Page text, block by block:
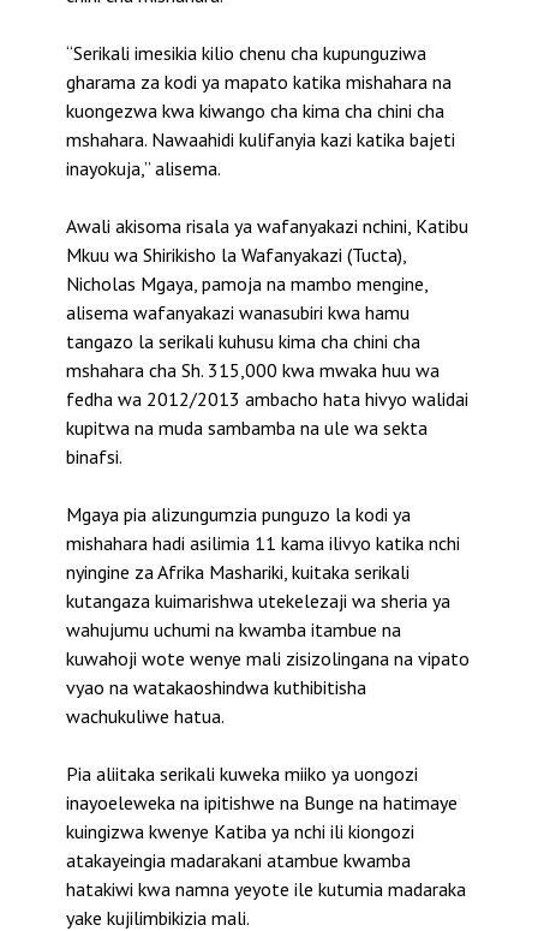
“Serikali imesikia kilio chenu cha kupunguziwa
gharama za kodi ya mapato katika mishahara na
kuongezwa kwa kiwango cha kima cha chini cha
mshahara. Nawaahidi kulifanyia kazi katika bajeti
inayokuja,” alisema.
Awali akisoma risala ya wafanyakazi nchini, Katibu
Mkuu wa Shirikisho la Wafanyakazi (Tucta),
Nicholas Mgaya, pamoja na mambo mengine,
alisema wafanyakazi wanasubiri kwa hamu
tangazo la serikali kuhusu kima cha chini cha
mshahara cha Sh. 315,000 kwa mwaka huu wa
fedha wa 2012/2013 ambacho hata hivyo walidai
kupitwa na muda sambamba na ule wa sekta
binafsi.
Mgaya pia alizungumzia punguzo la kodi ya
mishahara hadi asilimia 11 kama ilivyo katika nchi
nyingine za Afrika Mashariki, kuitaka serikali
kutangaza kuimarishwa utekelezaji wa sheria ya
wahujumu uchumi na kwamba itambue na
kuwahoji wote wenye mali zisizolingana na vipato
vyao na watakaoshindwa kuthibitisha
wachukuliwe hatua.
Pia aliitaka serikali kuweka miiko ya uongozi
inayoeleweka na ipitishwe na Bunge na hatimaye
kuingizwa kwenye Katiba ya nchi ili kiongozi
atakayeingia madarakani atambue kwamba
hatakiwi kwa namna yeyote ile kutumia madaraka
yake kujilimbikizia mali.